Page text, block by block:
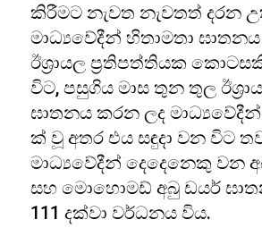
කිරීමට නැවත නැවතත් දරන
මාධ්‍යවේදීන් හිතාමතා
ඊශ්‍රායල ප්‍රතිපත්තියක
විට, පසුගිය මාස තුන තුල
ඝාතනය කරන ලද මාධ්‍යවේදීන්
ක් වූ අතර එය සඳුදා වන විට
මාධ්‍යවේදීන් දෙදෙනෙකු වන
සහ මොහොමඩ් අබු ඩයර්
111 දක්වා වර්ධනය විය.